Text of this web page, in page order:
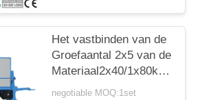
Het vastbinden van de
Groefaantal 2x5 van de
Materiaal2x40/1x80kn
Hydraulisch Spanner
negotiable MOQ:1set